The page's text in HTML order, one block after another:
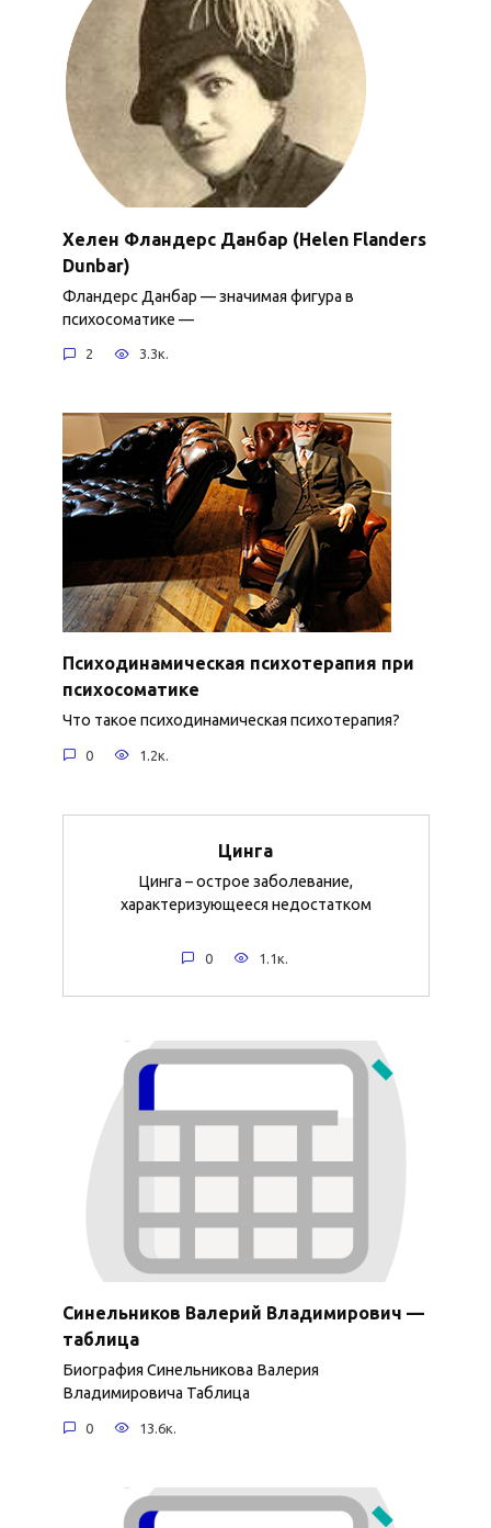
Хелен Фландерс Данбар (Helen Flanders
Dunbar)
Фландерс Данбар — значимая фигура в
психосоматике —
2 3.3к.
Психодинамическая психотерапия при
психосоматике
Что такое психодинамическая психотерапия?
0 1.2к.
Цинга
Цинга – острое заболевание,
характеризующееся недостатком
0 1.1к.
Синельников Валерий Владимирович —
таблица
Биография Синельникова Валерия
Владимировича Таблица
0 13.6к.